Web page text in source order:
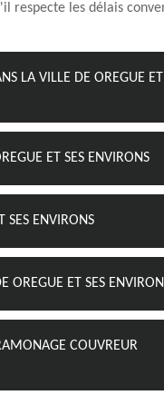
respecte les délais
LA VILLE DE OREGUE ET
ET SES ENVIRONS
SES ENVIRONS
OREGUE ET SES
COUVREUR